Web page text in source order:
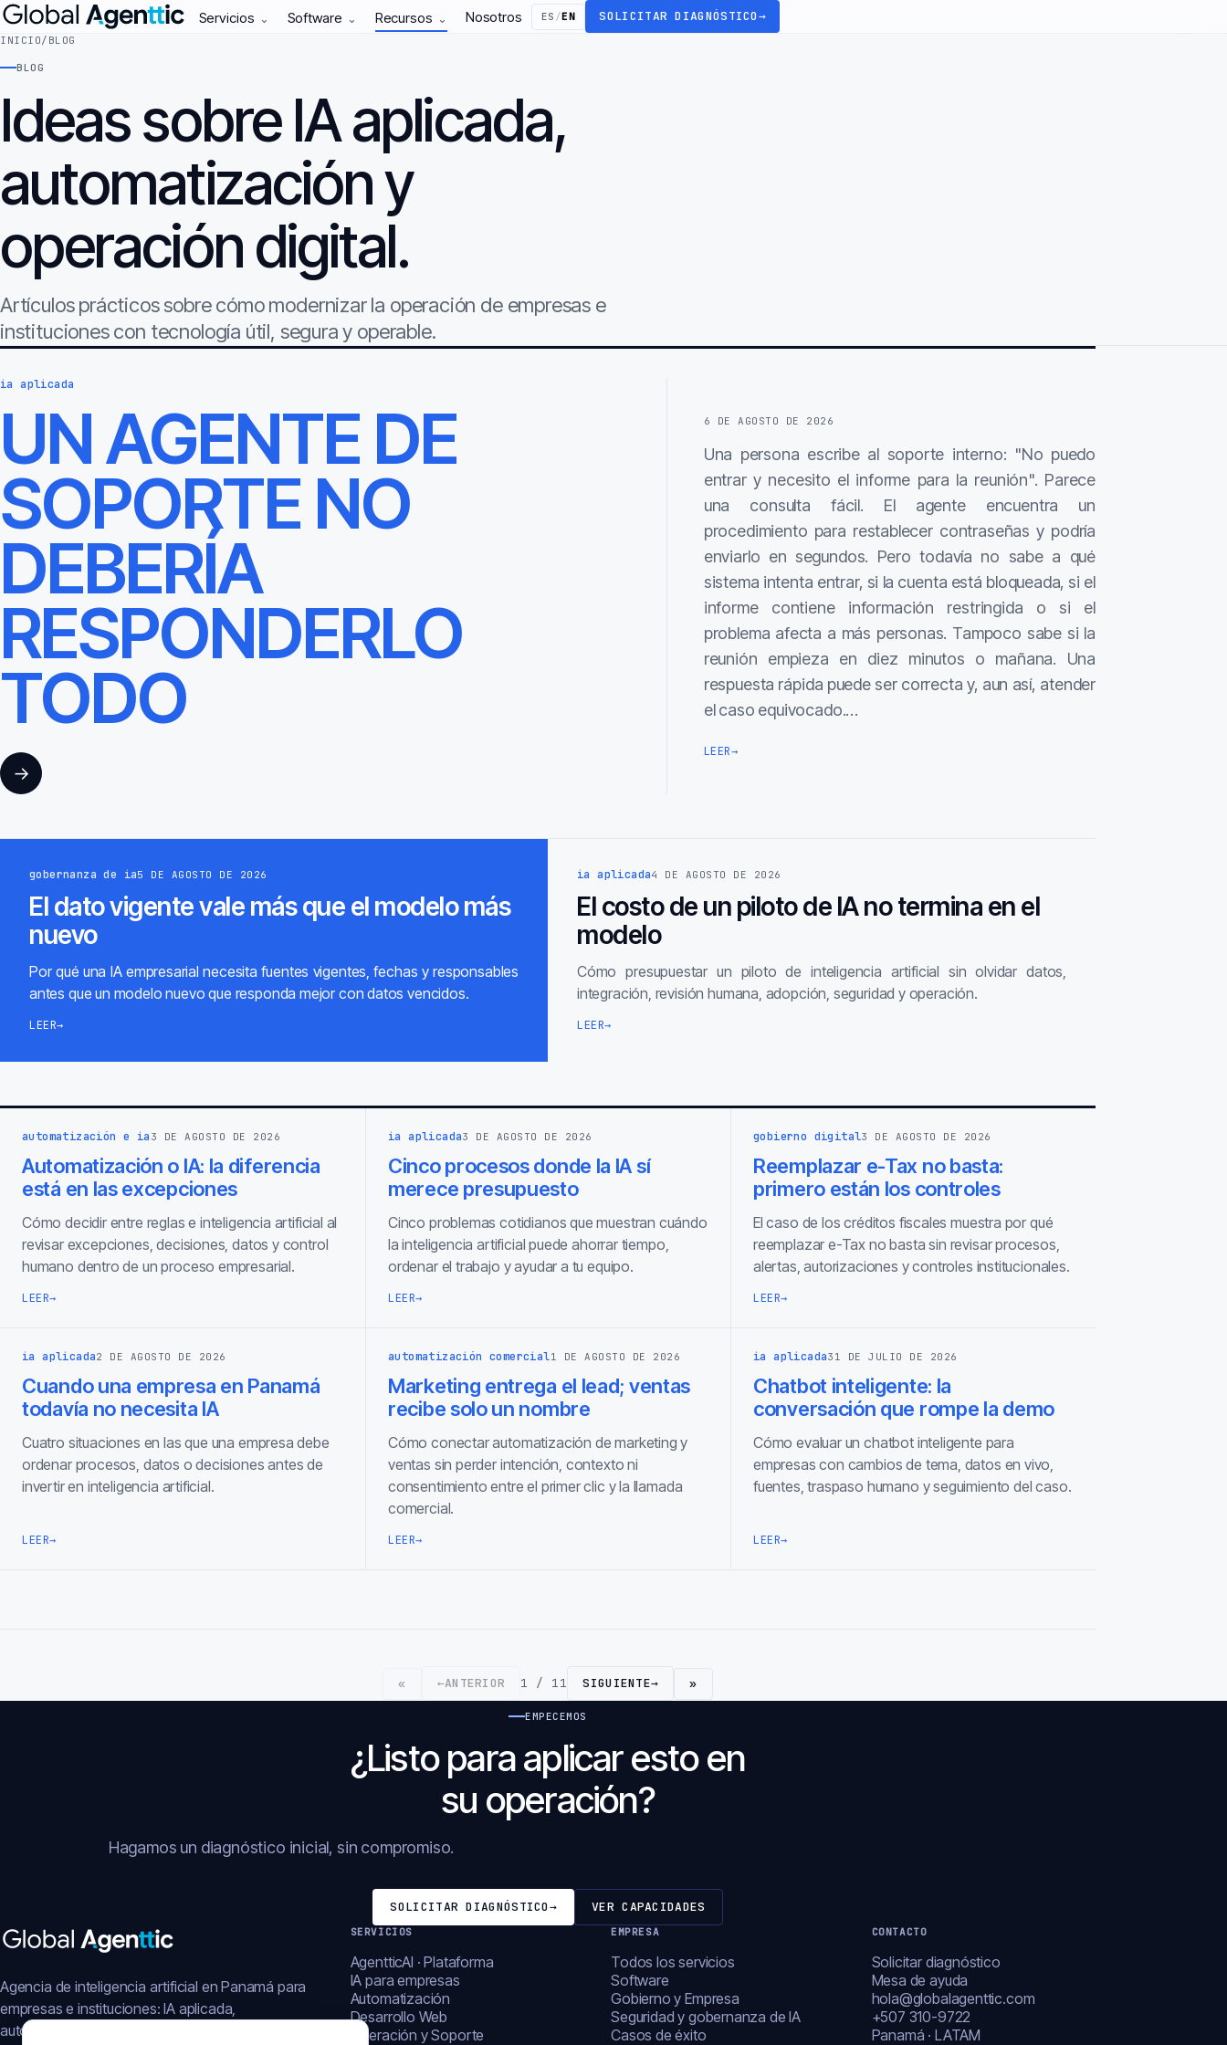
Servicios ⌄ Software ⌄ Recursos ⌄ Nosotros ES /EN SOLICITAR DIAGNÓSTICO→
INICIO/ BLOG
BLOG
Ideas sobre IA aplicada,
automatización y
operación digital.
Artículos prácticos sobre cómo modernizar la operación de empresas e
instituciones con tecnología útil, segura y operable.
ia aplicada
UN AGENTE DE
SOPORTE NO
DEBERÍA
RESPONDERLO
TODO
→
6 DE AGOSTO DE 2026
Una persona escribe al soporte interno: "No puedo
entrar y necesito el informe para la reunión". Parece
una consulta fácil. El agente encuentra un
procedimiento para restablecer contraseñas y podría
enviarlo en segundos. Pero todavía no sabe a qué
sistema intenta entrar, si la cuenta está bloqueada, si el
informe contiene información restringida o si el
problema afecta a más personas. Tampoco sabe si la
reunión empieza en diez minutos o mañana. Una
respuesta rápida puede ser correcta y, aun así, atender
el caso equivocado.…
LEER→
gobernanza de ia5 DE AGOSTO DE 2026
El dato vigente vale más que el modelo más
nuevo
Por qué una IA empresarial necesita fuentes vigentes, fechas y responsables
antes que un modelo nuevo que responda mejor con datos vencidos.
LEER→
ia aplicada4 DE AGOSTO DE 2026
El costo de un piloto de IA no termina en el
modelo
Cómo presupuestar un piloto de inteligencia artificial sin olvidar datos,
integración, revisión humana, adopción, seguridad y operación.
LEER→
automatización e ia 3 DE AGOSTO DE 2026
Automatización o IA: la diferencia
está en las excepciones
Cómo decidir entre reglas e inteligencia artificial al
revisar excepciones, decisiones, datos y control
humano dentro de un proceso empresarial.
LEER→
ia aplicada3 DE AGOSTO DE 2026
Cinco procesos donde la IA sí
merece presupuesto
Cinco problemas cotidianos que muestran cuándo
la inteligencia artificial puede ahorrar tiempo,
ordenar el trabajo y ayudar a tu equipo.
LEER→
gobierno digital3 DE AGOSTO DE 2026
Reemplazar e-Tax no basta:
primero están los controles
El caso de los créditos fiscales muestra por qué
reemplazar e-Tax no basta sin revisar procesos,
alertas, autorizaciones y controles institucionales.
LEER→
ia aplicada2 DE AGOSTO DE 2026
Cuando una empresa en Panamá
todavía no necesita IA
Cuatro situaciones en las que una empresa debe
ordenar procesos, datos o decisiones antes de
invertir en inteligencia artificial.
LEER→
automatización comercial1 DE AGOSTO DE 2026
Marketing entrega el lead; ventas
recibe solo un nombre
Cómo conectar automatización de marketing y
ventas sin perder intención, contexto ni
consentimiento entre el primer clic y la llamada
comercial.
LEER→
ia aplicada31 DE JULIO DE 2026
Chatbot inteligente: la
conversación que rompe la demo
Cómo evaluar un chatbot inteligente para
empresas con cambios de tema, datos en vivo,
fuentes, traspaso humano y seguimiento del caso.
LEER→
« ←ANTERIOR 1 / 11 SIGUIENTE→ »
EMPECEMOS
¿Listo para aplicar esto en
su operación?
Hagamos un diagnóstico inicial, sin compromiso.
SOLICITAR DIAGNÓSTICO→ VER CAPACIDADES
Agencia de inteligencia artificial en Panamá para
empresas e instituciones: IA aplicada,
automatización, plataformas y operación digital.
SERVICIOS
AgentticAI · Plataforma
IA para empresas
Automatización
Desarrollo Web
Operación y Soporte
EMPRESA
Todos los servicios
Software
Gobierno y Empresa
Seguridad y gobernanza de IA
Casos de éxito
CONTACTO
Solicitar diagnóstico
Mesa de ayuda
hola@globalagenttic.com
+507 310-9722
Panamá · LATAM